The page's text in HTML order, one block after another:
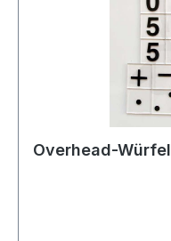
Overhead-Würfel